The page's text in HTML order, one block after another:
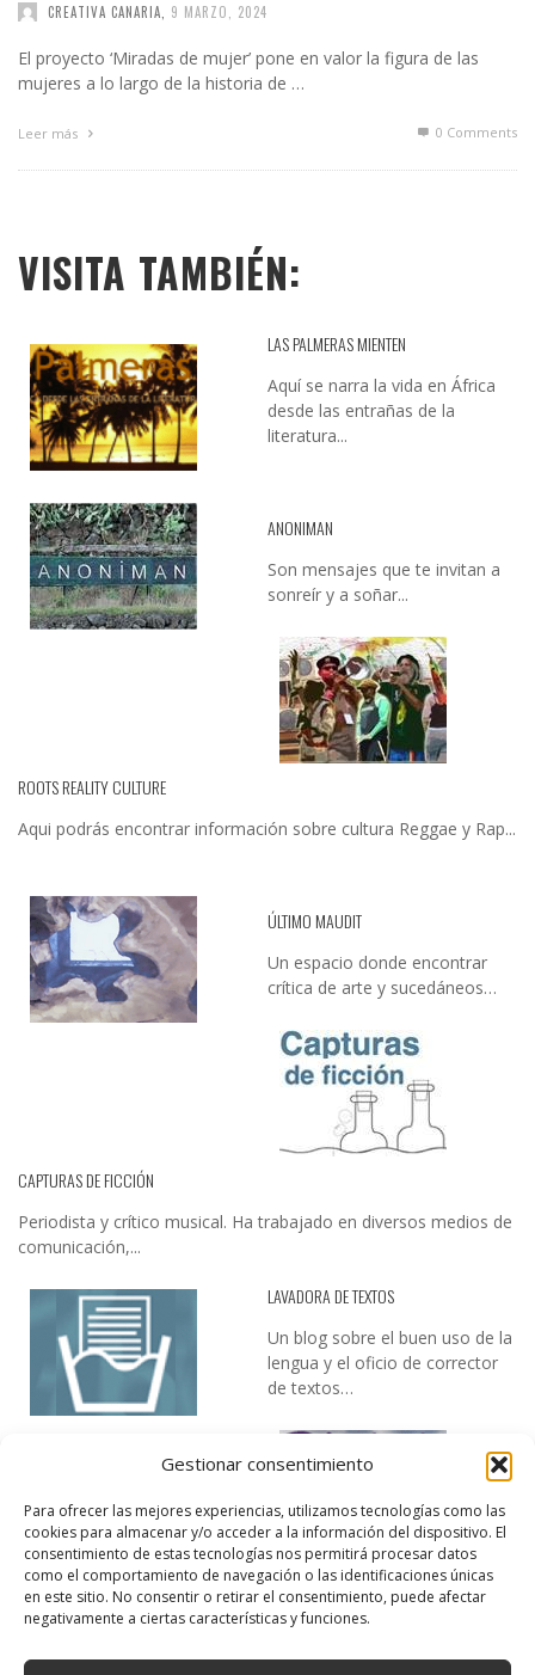
Gestionar consentimiento
Para ofrecer las mejores experiencias, utilizamos tecnologías como las
cookies para almacenar y/o acceder a la información del dispositivo. El
consentimiento de estas tecnologías nos permitirá procesar datos
como el comportamiento de navegación o las identificaciones únicas
en este sitio. No consentir o retirar el consentimiento, puede afectar
negativamente a ciertas características y funciones.
CREATIVA CANARIA 9 MARZO, 2024
El proyecto ‘Miradas de mujer’ pone en valor la figura de las
mujeres a lo largo de la historia de …
Leer más 0 Comments
VISITA TAMBIÉN:
LAS PALMERAS MIENTEN
Aquí se narra la vida en África
desde las entrañas de la
literatura...
ANONIMAN
Son mensajes que te invitan a
sonreír y a soñar...
ROOTS REALITY CULTURE
Aqui podrás encontrar información sobre cultura Reggae y Rap...
ÚLTIMO MAUDIT
Un espacio donde encontrar
crítica de arte y sucedáneos…
CAPTURAS DE FICCIÓN
Periodista y crítico musical. Ha trabajado en diversos medios de
comunicación,...
LAVADORA DE TEXTOS
Un blog sobre el buen uso de la
lengua y el oficio de corrector
de textos…
DESIREE MARTÍN
…la realidad, es que cada día es más complicado realizar esos